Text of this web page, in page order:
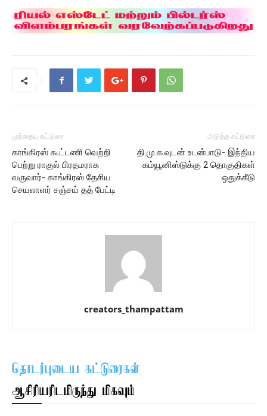
முந்தைய கட்டுரை
காங்கிரஸ் கூட்டணி வெற்றி
பெற்று ராகுல் பிரதமராக
வருவார்- காங்கிரஸ் தேசிய
செயலாளர் சஞ்சய் தத் பேட்டி
அடுத்த கட்டுரை
தி.மு.க.வுடன் உடன்பாடு- இந்திய
கம்யூனிஸ்டுக்கு 2 தொகுதிகள்
ஒதுக்கீடு
creators_thampattam
தொடர்புடைய கட்டுரைகள்
ஆசிரியரிடமிருந்து மிகவும்